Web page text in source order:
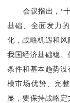
会议指出， “
基础、全面发力
化，战略机遇和
我国经济基础稳
条件和基本趋势
模市场优势、完
显，要保持战略